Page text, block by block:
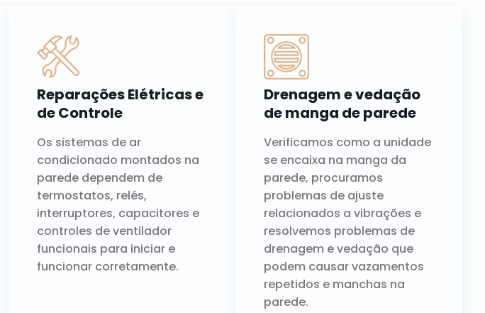
Reparações Elétricas e
de Controle
Os sistemas de ar
condicionado montados na
parede dependem de
termostatos, relés,
interruptores, capacitores e
controles de ventilador
funcionais para iniciar e
funcionar corretamente.
Drenagem e vedação
de manga de parede
Verificamos como a unidade
se encaixa na manga da
parede, procuramos
problemas de ajuste
relacionados a vibrações e
resolvemos problemas de
drenagem e vedação que
podem causar vazamentos
repetidos e manchas na
parede.